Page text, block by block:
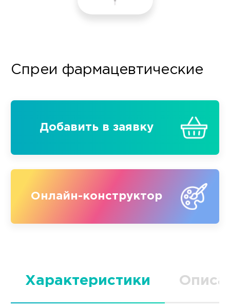
Спреи фармацевтические
Добавить в заявку
Онлайн-конструктор
Характеристики